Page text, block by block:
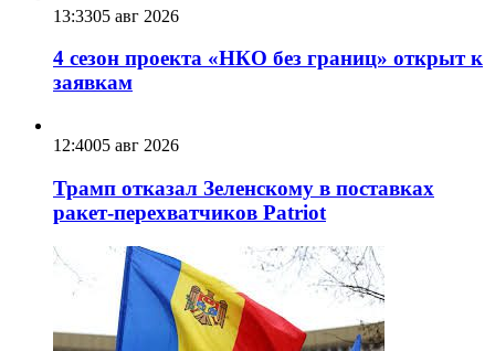
13:3305 авг 2026
4 сезон проекта «НКО без границ» открыт к
заявкам
12:4005 авг 2026
Трамп отказал Зеленскому в поставках
ракет-перехватчиков Patriot